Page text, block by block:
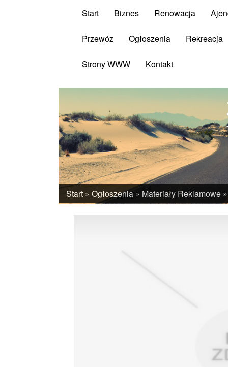
Start Biznes Renowacja
Przewóz Ogłoszenia Rekreacja
Strony WWW Kontakt
Start » Ogłoszenia » Materiały Reklamowe